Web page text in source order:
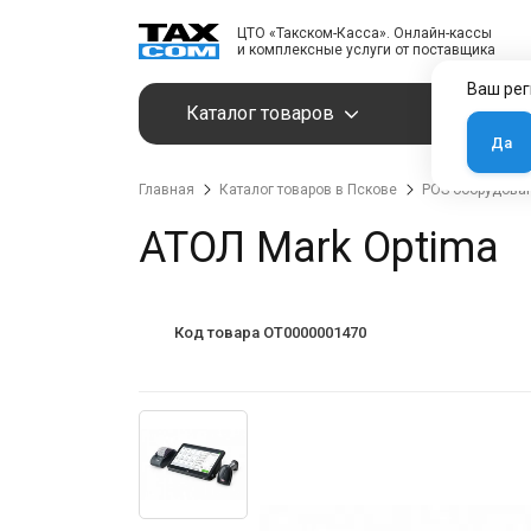
ЦТО «Такском-Касса». Онлайн-кассы
и комплексные услуги от поставщика
Ваш
Да
Каталог товаров Услуги
Главная Каталог товаров в Пскове POS-
АТОЛ Mark Optima
Код товара OT0000001470